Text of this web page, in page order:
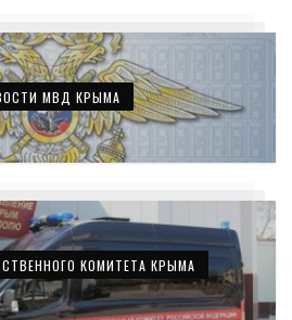
МВД КРЫМА
КОМИТЕТА КРЫМА